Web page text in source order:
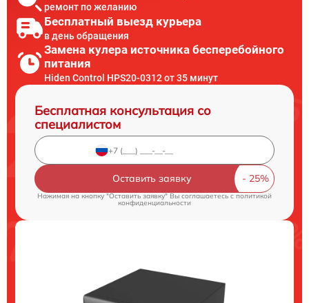
ремонт по желанию
Бесплатный выезд курьера
в день обращения
Замена кулера источника бесперебойного
питания
Hiden Control HPS20-0312 от 35 минут
Бесплатная консультация со
специалистом
Оставить заявку
Нажимая на кнопку "Оставить заявку" Вы соглашаетесь c политикой
конфиденциальности